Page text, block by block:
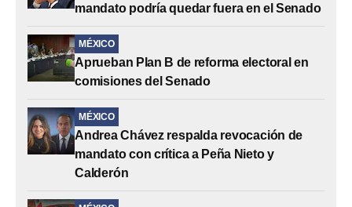
mandato podría quedar fuera en el Senado
MÉXICO
Aprueban Plan B de reforma electoral en
comisiones del Senado
MÉXICO
Andrea Chávez respalda revocación de
mandato con crítica a Peña Nieto y
Calderón